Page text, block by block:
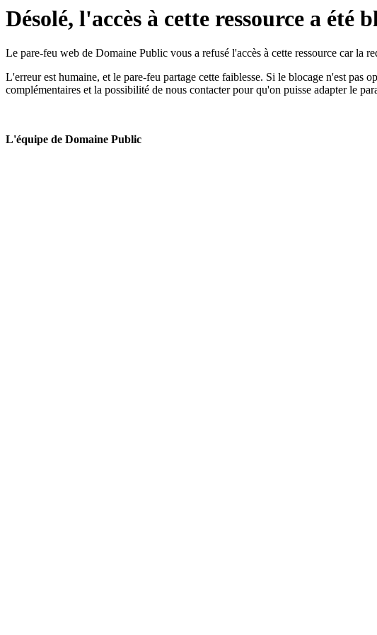
Désolé, l'accès à cette ressource a été
Le pare-feu web de Domaine Public vous a refusé l'accès à cette ressource car la
L'erreur est humaine, et le pare-feu partage cette faiblesse. Si le blocage n'est pas
complémentaires et la possibilité de nous contacter pour qu'on puisse adapter le
L'équipe de Domaine Public